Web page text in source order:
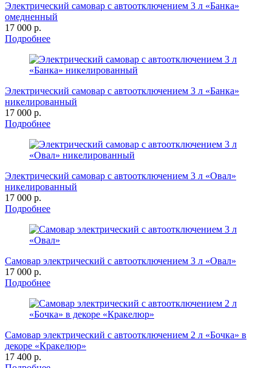
Электрический самовар с автоотключением 3 л «Банка»
омедненный
17 000 р.
Подробнее
Электрический самовар с автоотключением 3 л «Банка»
никелированный
17 000 р.
Подробнее
Электрический самовар с автоотключением 3 л «Овал»
никелированный
17 000 р.
Подробнее
Самовар электрический с автоотключением 3 л «Овал»
17 000 р.
Подробнее
Самовар электрический с автоотключением 2 л «Бочка» в
декоре «Кракелюр»
17 400 р.